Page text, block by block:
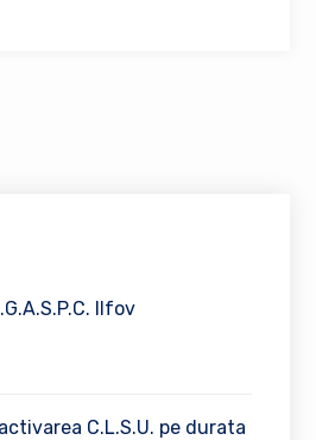
Ilfov
C.L.S.U. pe durata